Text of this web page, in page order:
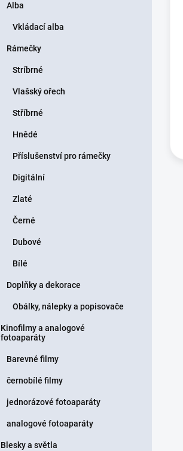
Alba
Vkládací alba
Rámečky
Stríbrné
Vlašský ořech
Stříbrné
Hnědé
Příslušenství pro rámečky
Digitální
Zlaté
Černé
Dubové
Bílé
Doplňky a dekorace
Obálky, nálepky a popisovače
Kinofilmy a analogové
fotoaparáty
Barevné filmy
černobílé filmy
jednorázové fotoaparáty
analogové fotoaparáty
Blesky a světla